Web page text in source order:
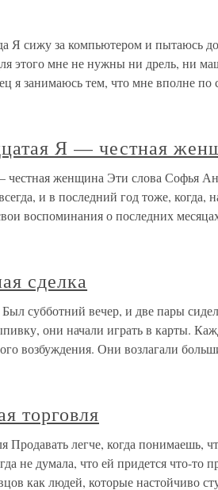
Я сижу за компьютером и пытаюсь
этого мне не нужны ни дрель, ни
я занимаюсь тем, что мне вполне по
Я — честная
честная женщина Эти слова Софья
и в последний год тоже, когда,
воспоминания о последних
сделка
субботний вечер, и две пары
они начали играть в карты.
возбуждения. Они возлагали
торговля
Продавать легче, когда понимаешь,
не думала, что ей придется что-то
как людей, которые настойчиво